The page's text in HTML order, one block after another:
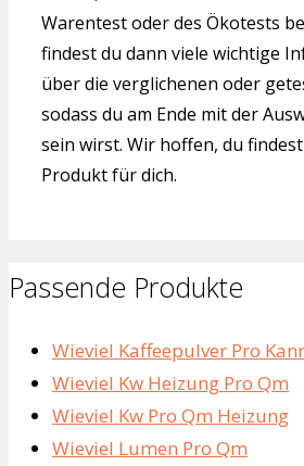
Warentest oder des Ökotests
findest du dann viele wichtige
über die verglichenen oder
sodass du am Ende mit der
sein wirst. Wir hoffen, du
Produkt für dich.
Passende Produkte
Wieviel Kaffeepulver Pro
Wieviel Kw Heizung Pro Qm
Wieviel Kw Pro Qm Heizung
Wieviel Lumen Pro Qm